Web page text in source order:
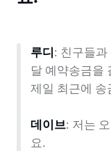
루디: 친구들과
달 예약송금을
제일 최근에
데이브: 저는
요.